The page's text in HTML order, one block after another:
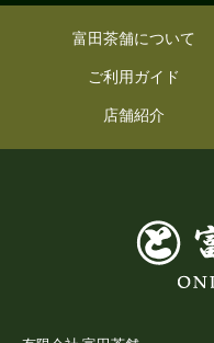
富田茶舗について
ご利用ガイド
店舗紹介